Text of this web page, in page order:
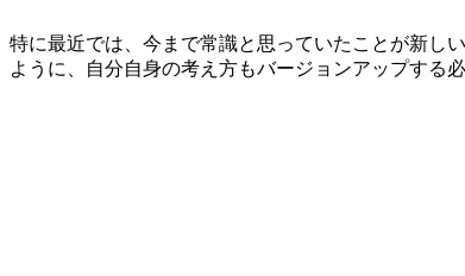
特に最近では、今まで常識と思っていたことが新し
ように、自分自身の考え方もバージョンアップする